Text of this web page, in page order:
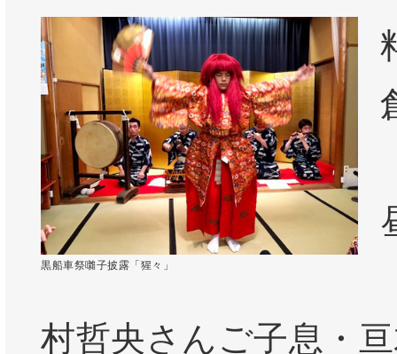
黒船車祭囃子披露「猩々」
村哲央さんご子息・